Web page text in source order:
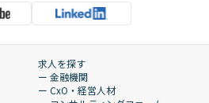
求人を探す
ー 金融機関
ー CxO・経営人材